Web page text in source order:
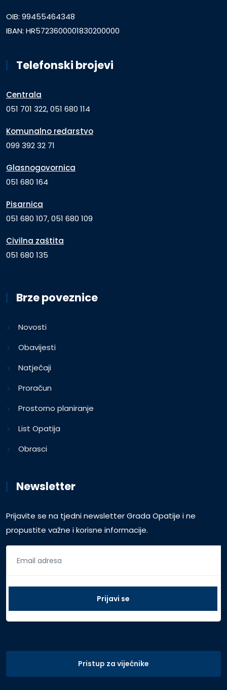
OIB: 99455464348
IBAN: HR5723600001830200000
Telefonski brojevi
Centrala
051 701 322, 051 680 114
Komunalno redarstvo
099 392 32 71
Glasnogovornica
051 680 164
Pisarnica
051 680 107, 051 680 109
Civilna zaštita
051 680 135
Brze poveznice
Novosti
Obavijesti
Natječaji
Proračun
Prostorno planiranje
List Opatija
Obrasci
Newsletter
Prijavite se na tjedni newsletter Grada Opatije i ne
propustite važne i korisne informacije.
Pristup za vijećnike